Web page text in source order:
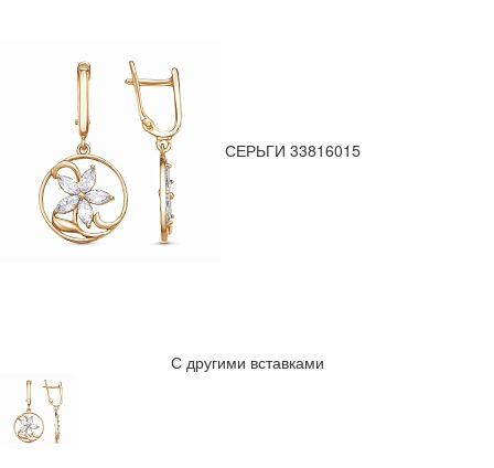
СЕРЬГИ 33816015
С другими вставками